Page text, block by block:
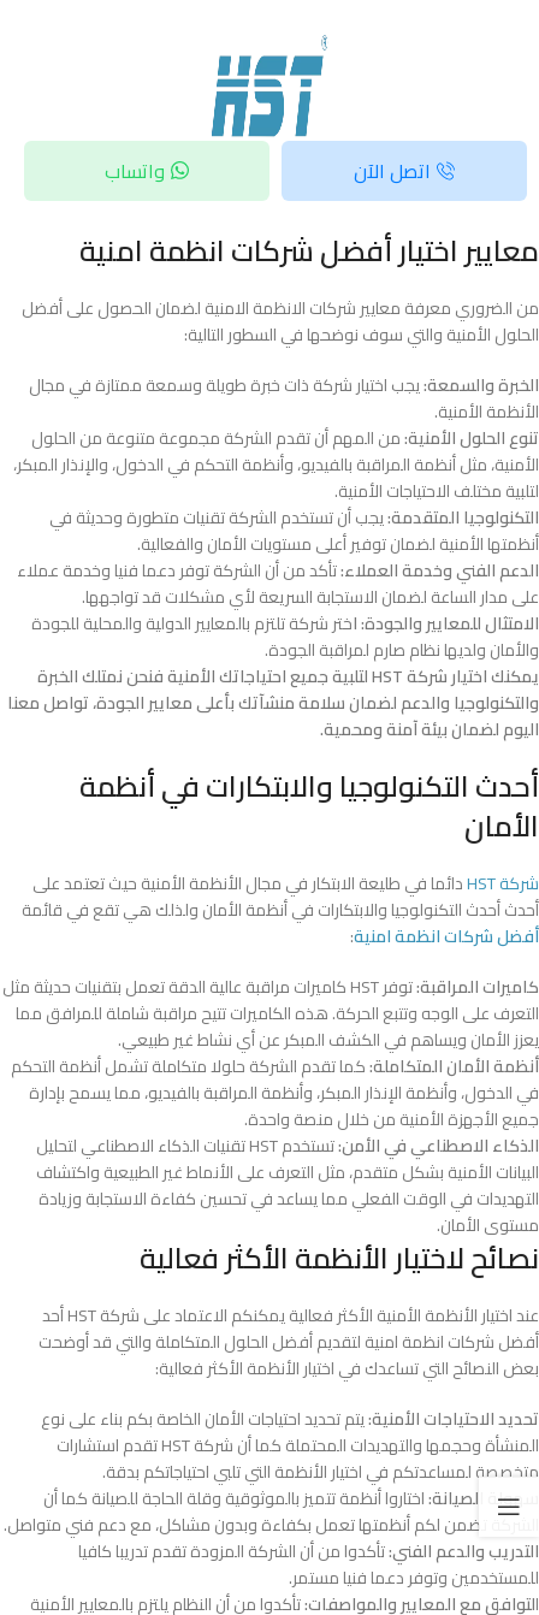
اتصل الآن واتساب
معايير اختيار أفضل شركات انظمة امنية
من الضروري معرفة معايير شركات الانظمة الامنية لضمان الحصول على أفضل
الحلول الأمنية والتي سوف نوضحها في السطور التالية:
الخبرة والسمعة:يجب اختيار شركة ذات خبرة طويلة وسمعة ممتازة في مجال
الأنظمة الأمنية.
تنوع الحلول الأمنية:من المهم أن تقدم الشركة مجموعة متنوعة من الحلول
الأمنية، مثل أنظمة المراقبة بالفيديو، وأنظمة التحكم في الدخول، والإنذار المبكر،
لتلبية مختلف الاحتياجات الأمنية.
التكنولوجيا المتقدمة:يجب أن تستخدم الشركة تقنيات متطورة وحديثة في
أنظمتها الأمنية لضمان توفير أعلى مستويات الأمان والفعالية.
الدعم الفني وخدمة العملاء:تأكد من أن الشركة توفر دعما فنيا وخدمة عملاء
على مدار الساعة لضمان الاستجابة السريعة لأي مشكلات قد تواجهها.
الامتثال للمعايير والجودة: اختر شركة تلتزم بالمعايير الدولية والمحلية للجودة
والأمان ولديها نظام صارم لمراقبة الجودة.
يمكنك اختيار شركة HST لتلبية جميع احتياجاتك الأمنية فنحن نمتلك الخبرة
والتكنولوجيا والدعم لضمان سلامة منشآتك بأعلى معايير الجودة، تواصل معنا
اليوم لضمان بيئة آمنة ومحمية.
أحدث التكنولوجيا والابتكارات في أنظمة
الأمان
شركة HST
دائما في طليعة الابتكار في مجال الأنظمة الأمنية حيث تعتمد على
أحدث أحدث التكنولوجيا والابتكارات في أنظمة الأمان ولذلك هي تقع في قائمة
أفضل شركات انظمة امنية:
كاميرات المراقبة:
توفر HST كاميرات مراقبة عالية الدقة تعمل بتقنيات حديثة مثل
التعرف على الوجه وتتبع الحركة. هذه الكاميرات تتيح مراقبة شاملة للمرافق مما
يعزز الأمان ويساهم في الكشف المبكر عن أي نشاط غير طبيعي.
أنظمة الأمان المتكاملة:كما تقدم الشركة حلولا متكاملة تشمل أنظمة التحكم
في الدخول، وأنظمة الإنذار المبكر، وأنظمة المراقبة بالفيديو، مما يسمح بإدارة
جميع الأجهزة الأمنية من خلال منصة واحدة.
الذكاء الاصطناعي في الأمن:
تستخدم HST تقنيات الذكاء الاصطناعي لتحليل
البيانات الأمنية بشكل متقدم، مثل التعرف على الأنماط غير الطبيعية واكتشاف
التهديدات في الوقت الفعلي مما يساعد في تحسين كفاءة الاستجابة وزيادة
مستوى الأمان.
نصائح لاختيار الأنظمة الأكثر فعالية
عند اختيار الأنظمة الأمنية الأكثر فعالية يمكنكم الاعتماد على شركة HST أحد
أفضل شركات انظمة امنية لتقديم أفضل الحلول المتكاملة والتي قد أوضحت
بعض النصائح التي تساعدك في اختيار الأنظمة الأكثر فعالية:
تحديد الاحتياجات الأمنية:يتم تحديد احتياجات الأمان الخاصة بكم بناء على نوع
المنشأة وحجمها والتهديدات المحتملة كما أن شركة HST تقدم استشارات
متخصصة لمساعدتكم في اختيار الأنظمة التي تلبي احتياجاتكم بدقة.
سهولة الصيانة:اختاروا أنظمة تتميز بالموثوقية وقلة الحاجة للصيانة كما أن
الشركة تضمن لكم أنظمتها تعمل بكفاءة وبدون مشاكل، مع دعم فني متواصل.
التدريب والدعم الفني:تأكدوا من أن الشركة المزودة تقدم تدريبا كافيا
للمستخدمين وتوفر دعما فنيا مستمر.
التوافق مع المعايير والمواصفات:تأكدوا من أن النظام يلتزم بالمعايير الأمنية